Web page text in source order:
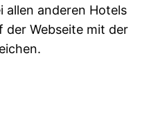
allen anderen Hotels
der Webseite mit der